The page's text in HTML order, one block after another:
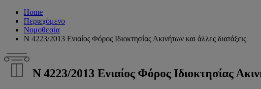
Home
Περιεχόμενο
Νομοθεσία
Ν 4223/2013 Ενιαίος Φόρος Ιδιοκτησίας Ακινήτων και άλλες διατάξεις
Ν 4223/2013 Ενιαίος Φόρος Ιδιοκτησίας